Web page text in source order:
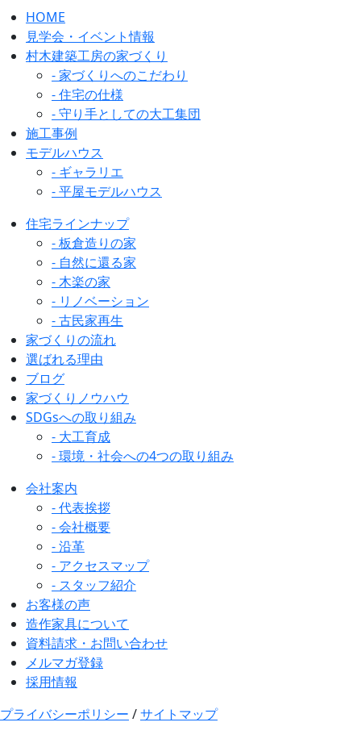
HOME
見学会・イベント情報
村木建築工房の家づくり
- 家づくりへのこだわり
- 住宅の仕様
- 守り手としての大工集団
施工事例
モデルハウス
- ギャラリエ
- 平屋モデルハウス
住宅ラインナップ
- 板倉造りの家
- 自然に還る家
- 木楽の家
- リノベーション
- 古民家再生
家づくりの流れ
選ばれる理由
ブログ
家づくりノウハウ
SDGsへの取り組み
- 大工育成
- 環境・社会への4つの取り組み
会社案内
- 代表挨拶
- 会社概要
- 沿革
- アクセスマップ
- スタッフ紹介
お客様の声
造作家具について
資料請求・お問い合わせ
メルマガ登録
採用情報
プライバシーポリシー /サイトマップ